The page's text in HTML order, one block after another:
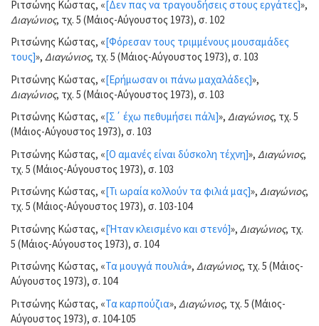
Ριτσώνης Κώστας, «[Δεν πας να τραγουδήσεις στους εργάτες]»,
Διαγώνιος, τχ. 5 (Μάιος-Αύγουστος 1973), σ. 102
Ριτσώνης Κώστας, «[Φόρεσαν τους τριμμένους μουσαμάδες
τους]», Διαγώνιος, τχ. 5 (Μάιος-Αύγουστος 1973), σ. 103
Ριτσώνης Κώστας, «[Ερήμωσαν οι πάνω μαχαλάδες]»,
Διαγώνιος, τχ. 5 (Μάιος-Αύγουστος 1973), σ. 103
Ριτσώνης Κώστας, «[Σ΄ έχω πεθυμήσει πάλι]», Διαγώνιος, τχ. 5
(Μάιος-Αύγουστος 1973), σ. 103
Ριτσώνης Κώστας, «[Ο αμανές είναι δύσκολη τέχνη]», Διαγώνιος,
τχ. 5 (Μάιος-Αύγουστος 1973), σ. 103
Ριτσώνης Κώστας, «[Τι ωραία κολλούν τα φιλιά μας]», Διαγώνιος,
τχ. 5 (Μάιος-Αύγουστος 1973), σ. 103-104
Ριτσώνης Κώστας, «[Ήταν κλεισμένο και στενό]», Διαγώνιος, τχ.
5 (Μάιος-Αύγουστος 1973), σ. 104
Ριτσώνης Κώστας, «Τα μουγγά πουλιά», Διαγώνιος, τχ. 5 (Μάιος-
Αύγουστος 1973), σ. 104
Ριτσώνης Κώστας, «Τα καρπούζια», Διαγώνιος, τχ. 5 (Μάιος-
Αύγουστος 1973), σ. 104-105